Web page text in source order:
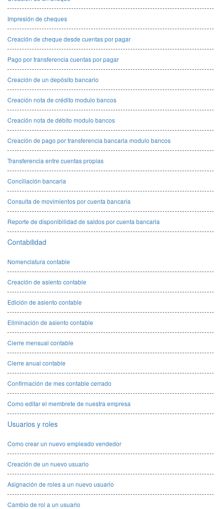
Impresión de cheques
Creación de cheque desde cuentas por pagar
Pago por transferencia cuentas por pagar
Creación de un depósito bancario
Creación nota de crédito modulo bancos
Creación nota de débito modulo bancos
Creación de pago por transferencia bancaria modulo bancos
Transferencia entre cuentas propias
Conciliación bancaria
Consulta de movimientos por cuenta bancaria
Reporte de disponibilidad de saldos por cuenta bancaria
Contabilidad
Nomenclatura contable
Creación de asiento contable
Edición de asiento contable
Eliminación de asiento contable
Cierre mensual contable
Cierre anual contable
Confirmación de mes contable cerrado
Como editar el membrete de nuestra empresa
Usuarios y roles
Como crear un nuevo empleado vendedor
Creación de un nuevo usuario
Asignación de roles a un nuevo usuario
Cambio de rol a un usuario